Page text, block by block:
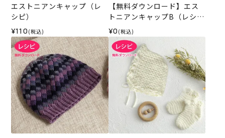
エストニアンキャップ（レ
シピ）
¥110 (税込)
【無料ダウンロード】エス
トニアンキャップB（レシ
ピ）
¥0 (税込)